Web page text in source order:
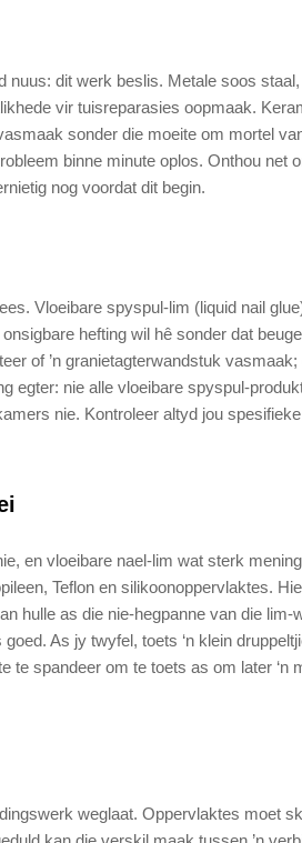
nuus: dit werk beslis. Metale soos
vir tuisreparasies oopmaak.
sonder die moeite om mortel
binne minute oplos. Onthou net
nog voordat dit begin.
Vloeibare spyspul-lim (liquid nail
hefting wil hê sonder dat
of ’n granietagterwandstuk
egter: nie alle vloeibare spyspul-
nie. Kontroleer altyd jou
en vloeibare nael-lim wat sterk
Teflon en silikoonoppervlaktes.
hulle as die nie-hegpanne van die lim-
As jy twyfel, toets ‘n klein
spandeer om te toets as om later ‘n
weglaat. Oppervlaktes moet